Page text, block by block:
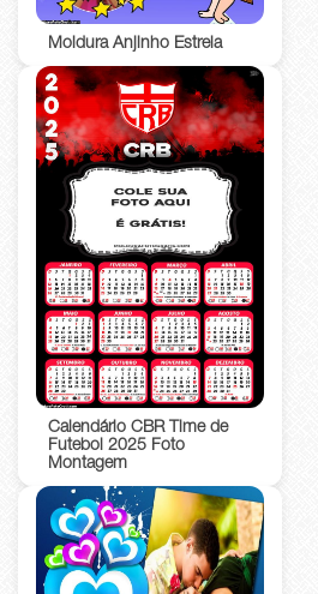
Moldura Anjinho Estrela
Calendário CBR Time de
Futebol 2025 Foto
Montagem